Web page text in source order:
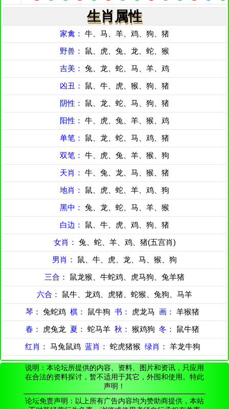
生肖属性
家禽： 牛、马、羊、鸡、狗、猪
野兽： 鼠、虎、兔、龙、蛇、猴
吉美： 兔、龙、蛇、马、羊、鸡
凶丑： 鼠、牛、虎、猴、狗、猪
阴性： 鼠、龙、蛇、马、狗、猪
阳性： 牛、虎、兔、羊、猴、鸡
单笔： 鼠、龙、蛇、马、鸡、猪
双笔： 牛、虎、兔、羊、猴、狗
天肖： 牛、兔、龙、马、猴、猪
地肖： 鼠、虎、蛇、羊、鸡、狗
黑中： 兔、龙、蛇、马、羊、猴
白边： 鼠、牛、虎、鸡、狗、猪
女肖： 兔、蛇、羊、鸡、猪(五宫肖)
男肖： 鼠、牛、虎、龙、马、猴、狗
三合： 鼠龙猴、牛蛇鸡、虎马狗、兔羊猪
六合： 鼠牛、龙鸡、虎猪、蛇猴、兔狗、马羊
琴： 兔蛇鸡 棋： 鼠牛狗 书： 虎龙马 画： 羊猴猪
春：
虎兔龙 夏： 蛇马羊 秋： 猴鸡狗 冬： 鼠牛猪
红肖： 马兔鼠鸡 蓝肖： 蛇虎猪猴 绿肖： 羊龙牛狗
说明：本论坛所提供的内容、资料、图片和资讯，只应用
在合法的资料探讨，暂不适用于其它，外围和使用。特此
声明！
论坛免责声明：以上所有广告内容均为赞助商提供，本站